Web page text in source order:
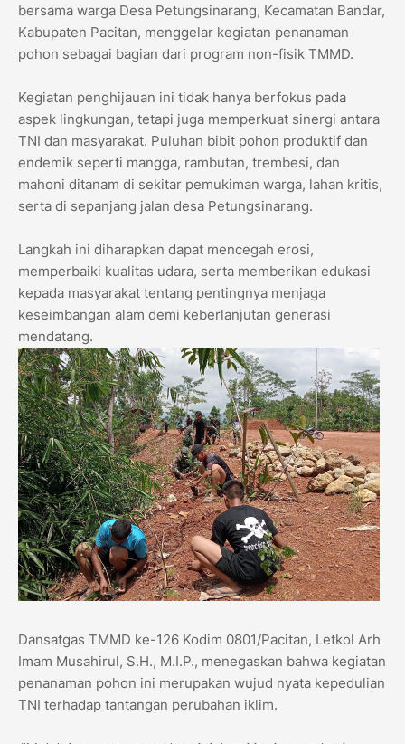
bersama warga Desa Petungsinarang, Kecamatan Bandar,
Kabupaten Pacitan, menggelar kegiatan penanaman
pohon sebagai bagian dari program non-fisik TMMD.
Kegiatan penghijauan ini tidak hanya berfokus pada
aspek lingkungan, tetapi juga memperkuat sinergi antara
TNI dan masyarakat. Puluhan bibit pohon produktif dan
endemik seperti mangga, rambutan, trembesi, dan
mahoni ditanam di sekitar pemukiman warga, lahan kritis,
serta di sepanjang jalan desa Petungsinarang.
Langkah ini diharapkan dapat mencegah erosi,
memperbaiki kualitas udara, serta memberikan edukasi
kepada masyarakat tentang pentingnya menjaga
keseimbangan alam demi keberlanjutan generasi
mendatang.
Dansatgas TMMD ke-126 Kodim 0801/Pacitan, Letkol Arh
Imam Musahirul, S.H., M.I.P., menegaskan bahwa kegiatan
penanaman pohon ini merupakan wujud nyata kepedulian
TNI terhadap tantangan perubahan iklim.